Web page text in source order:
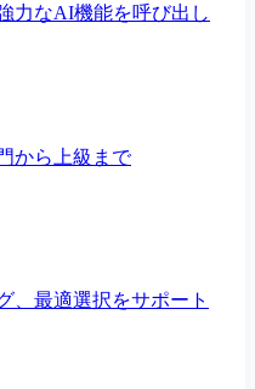
力なAI機能を呼び出し
から上級まで
、最適選択をサポート